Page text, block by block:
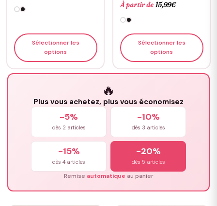
Sélectionner les
options
À partir de 15,99€
Sélectionner les
options
🔥
Plus vous achetez, plus vous économisez
-5%
dès 2 articles
-10%
dès 3 articles
-15%
dès 4 articles
-20%
dès 5 articles
Remise automatique au panier